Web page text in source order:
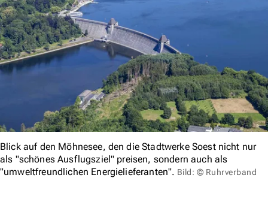
Blick auf den Möhnesee, den die Stadtwerke Soest nicht nur
als "schönes Ausflugsziel" preisen, sondern auch als
"umweltfreundlichen Energielieferanten". Bild: © Ruhrverband